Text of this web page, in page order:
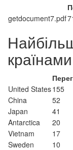
getdocument7.pdf
країнами
United States155
China
52
Japan
41
Antarctica
20
Vietnam
17
Sweden
10